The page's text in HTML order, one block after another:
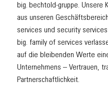
big. bechtold-gruppe. Unsere
aus unseren
services und security
big. family of services
auf die bleibenden Werte
Unternehmens – Vertrauen,
Partnerschaftlichkeit.